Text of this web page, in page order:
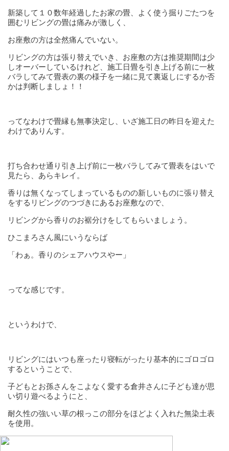
新築して１０数年経過したお家の畳、よく使う掘りごたつを
囲むリビングの畳は痛みが激しく、
お座敷の方は全然痛んでいない。
リビングの方は張り替えでいき、お座敷の方は推奨期間は少
しオーバーしているけれど、施工日畳を引き上げる前に一枚
バラしてみて畳表の裏の様子を一緒に見て裏返しにするか否
かは判断しましょ！！
ってなわけで畳縁も無事決定し、いざ施工日の昨日を迎えた
わけでありんす。
打ち合わせ通り引き上げ前に一枚バラしてみて畳表をはいで
見たら、あらキレイ。
香りは無くなってしまっているものの新しいものに張り替え
をするリビングのつづきにあるお座敷なので、
リビングから香りのお裾分けをしてもらいましょう。
ひこまろさん風にいうならば
「わぁ。香りのシェアハウスやー」
ってな感じです。
というわけで、
リビングにはいつも座ったり寝転がったり基本的にゴロゴロ
するということで、
子どもとお孫さんをこよなく愛する倉井さんに子ども達が思
い切り遊べるようにと、
耐久性の強いい草の根っこの部分をほどよく入れた無染土表
を使用。